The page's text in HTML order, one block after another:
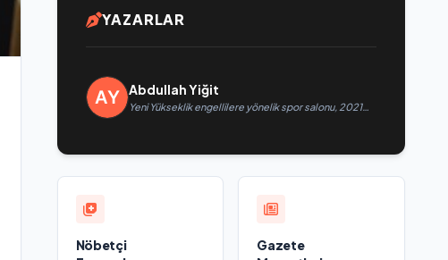
YAZARLAR
Abdullah Yiğit
Yeni Yükseklik engellilere yönelik spor salonu, 2021
Nöbetçi
Gazete